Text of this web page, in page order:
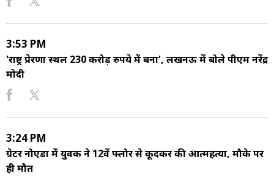
3:53 PM
'राष्ट्र प्रेरणा स्थल 230 करोड़ रुपये में बना', लखनऊ में बोले पीएम नरेंद्र
मोदी
3:24 PM
ग्रेटर नोएडा में युवक ने 12वें फ्लोर से कूदकर की आत्महत्या, मौके पर
ही मौत